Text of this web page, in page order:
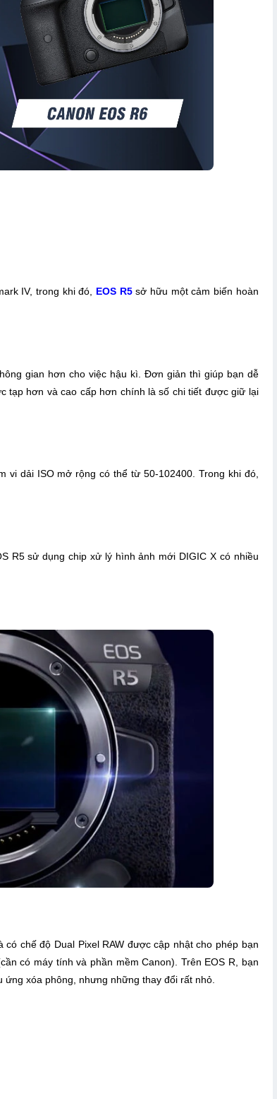
IV, trong khi đó, EOS R5sở hữu một cảm biến hoàn
gian hơn cho việc hậu kì. Đơn giản thì giúp bạn dễ
tạp hơn và cao cấp hơn chính là số chi tiết được giữ lại
vi dải ISO mở rộng có thể từ 50-102400. Trong khi đó,
R5 sử dụng chip xử lý hình ảnh mới DIGIC X có nhiều
chế độ Dual Pixel RAW được cập nhật cho phép bạn
có máy tính và phần mềm Canon). Trên EOS R, bạn
xóa phông, nhưng những thay đổi rất nhỏ.